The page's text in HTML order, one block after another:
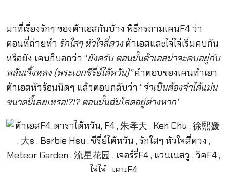
มาที่เรื่องรักๆ ของต้าเอสกันบ้าง พิธีกรถามเคนF4 ว่า
ตอนที่ถ่ายทำ รักใสๆ หัวใจสี่ดวงต้าเอสและไจ่ไจ๋เริ่มคบกัน
หรือยัง เคนก็บอกว่า “ยังครับ ตอนนั้นต้าเอสน่าจะคบอยู่กับ
หลันเจิ้งหลง (พระเอกซีรี่ย์ไต้หวัน)”คำตอบของเคนทำเอา
ต้าเอสหัวร้อนนิดๆ แล้วตอบกลับว่า “จำเป็นต้องจำได้แม่น
ขนาดนี้เลยเหรอ!?!? ตอนนั้นฉันโสดอยู่ต่างหาก”